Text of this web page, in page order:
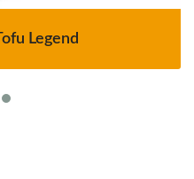
Tofu Legend